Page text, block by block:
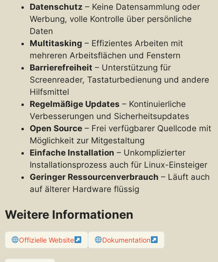
Datenschutz – Keine Datensammlung oder
Werbung, volle Kontrolle über persönliche
Daten
Multitasking – Effizientes Arbeiten mit
mehreren Arbeitsflächen und Fenstern
Barrierefreiheit – Unterstützung für
Screenreader, Tastaturbedienung und andere
Hilfsmittel
Regelmäßige Updates – Kontinuierliche
Verbesserungen und Sicherheitsupdates
Open Source – Frei verfügbarer Quellcode mit
Möglichkeit zur Mitgestaltung
Einfache Installation – Unkomplizierter
Installationsprozess auch für Linux-Einsteiger
Geringer Ressourcenverbrauch – Läuft auch
auf älterer Hardware flüssig
Weitere Informationen
Offizielle Website Dokumentation